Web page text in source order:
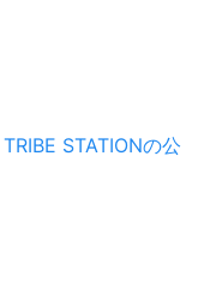
STATIONの公